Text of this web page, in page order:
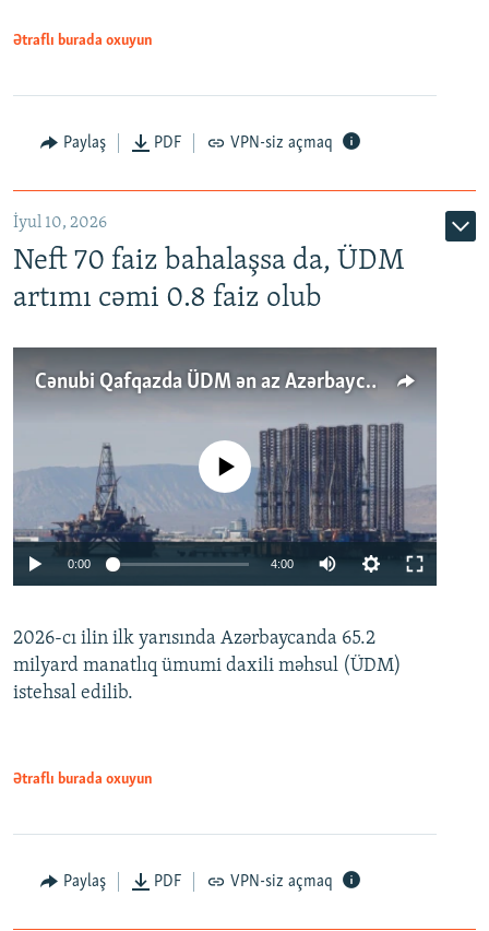
Ətraflı burada oxuyun
Paylaş PDF VPN-siz açmaq
İyul 10, 2026
Neft 70 faiz bahalaşsa da, ÜDM
artımı cəmi 0.8 faiz olub
Cənubi Qafqazda ÜDM ən az Azərbaycanda artır: Qonşuları niyə Bakını qabaqlaya bilir?
Auto 240p 360p 480p
No media source currently available
0:00 4:00
360p
480p
2026-cı ilin ilk yarısında Azərbaycanda 65.2
milyard manatlıq ümumi daxili məhsul (ÜDM)
istehsal edilib.
Ətraflı burada oxuyun
Paylaş PDF VPN-siz açmaq